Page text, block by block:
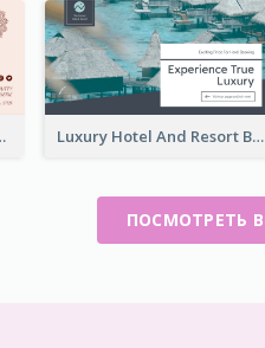
Facebook Ad Luxury Hotel And Resort Booking Facebook Ad
ПОСМОТРЕТЬ